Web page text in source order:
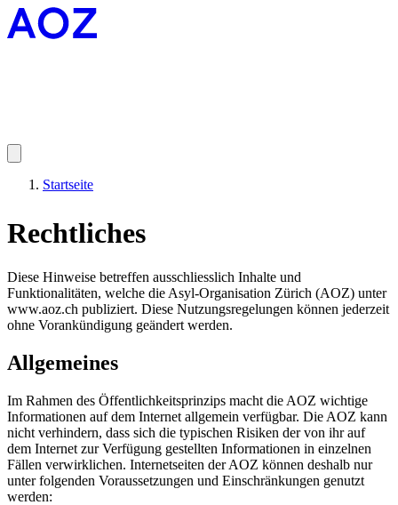
Startseite
Rechtliches
Diese Hinweise betreffen ausschliesslich Inhalte und
Funktionalitäten, welche die Asyl-Organisation Zürich (AOZ) unter
www.aoz.ch publiziert. Diese Nutzungsregelungen können jederzeit
ohne Vorankündigung geändert werden.
Allgemeines
Im Rahmen des Öffentlichkeitsprinzips macht die AOZ wichtige
Informationen auf dem Internet allgemein verfügbar. Die AOZ kann
nicht verhindern, dass sich die typischen Risiken der von ihr auf
dem Internet zur Verfügung gestellten Informationen in einzelnen
Fällen verwirklichen. Internetseiten der AOZ können deshalb nur
unter folgenden Voraussetzungen und Einschränkungen genutzt
werden: